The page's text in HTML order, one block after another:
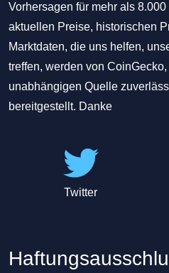
Vorhersagen für mehr als
aktuellen Preise, historischen
Marktdaten, die uns helfen,
treffen, werden von
unabhängigen Quelle
bereitgestellt. Danke
Twitter